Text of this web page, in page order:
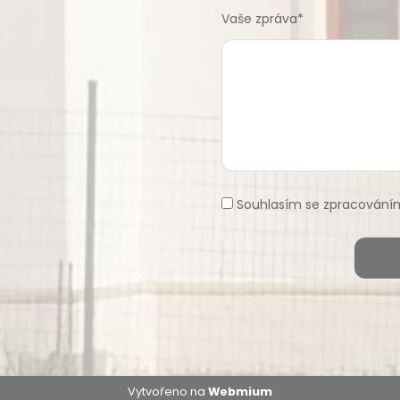
Vaše zpráva*
Souhlasím se
Vytvořeno na Webmium